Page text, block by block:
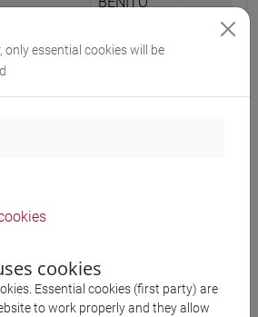
FRANCO
Raúl
Pedro J.,
LANDA
only essential cookies will be
cookies
Essential cookies (first party) are
to work properly and they allow